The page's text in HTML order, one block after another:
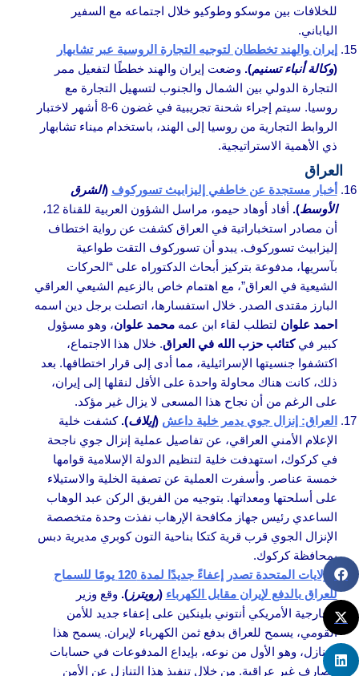
للخلافات بين موسكو وطوكيو خلال اجتماعه مع السفير
الياباني.
إيران والهند تخططان لتوجيه التجارة الروسية عبر تشابهار
(وكالة أنباء تسنيم). وضعت إيران والهند خططًا لتفعيل ممر
التجارة الدولي بين الشمال والجنوب لتسهيل التجارة مع
روسيا. سيتم إجراء شحنة تجريبية في غضون 6-8 أشهر لاختبار
الروابط التجارية من روسيا إلى الهند، باستخدام ميناء تشابهار
ذي الأهمية الاستراتيجية.
العراق
أخبار مستجدة عن خاطفي إليزابيث تسوركوف (الشرق
الأوسط).
أفاد أوهاد حيمو، مراسل الشؤون العربية للقناة 12،
أن مصادر استخباراتية في العراق كشفت عن رواية اختطاف
إليزابيث تسوركوف. يبدو أن تسوركوف التقت طواعية
بآسريها، مدفوعة بتركيز أبحاث الدكتوراه على “الحركات
الشيعية في العراق”، مع اهتمام خاص بالزعيم الشيعي العراقي
البارز مقتدى الصدر. خلال استفسارها، اتصلت برجل دين اسمه
احمد علوان لتطلب لقاء ابن عمهمحمد علوان، وهو مسؤول
كبير فيكتائب حزب الله في العراق. خلال هذا الاجتماع،
اكتشفوا جنسيتها الإسرائيلية، مما أدى إلى قرار اختطافها. بعد
ذلك، كانت هناك محاولة واحدة على الأقل لنقلها إلى إيران،
على الرغم من أن نجاح هذا المسعى لا يزال غير مؤكد.
العراق: إنزال جوي يدمر خلية داعش (إيلاف). كشفت خلية
الإعلام الأمني ​​العراقي، عن تفاصيل عملية إنزال جوي ناجحة
في كركوك، استهدفت خلية لتنظيم الدولة الإسلامية قوامها
خمسة عناصر. وأسفرت العملية عن تصفية الخلية والاستيلاء
على أسلحتها ومعداتها. بتوجيه من الفريق الركن عبد الوهاب
الساعدي رئيس جهاز مكافحة الإرهاب نفذت وحدة متخصصة
الإنزال الجوي قرب قرية كتكا بناحية التون كوبري مديرية دبس
بمحافظة كركوك.
الولايات المتحدة تصدر إعفاءً جديدًا لمدة 120 يومًا للسماح
للعراق بالدفع لإيران مقابل الكهرباء (رويترز). وقع وزير
الخارجية الأمريكي أنتوني بلينكين على إعفاء جديد للأمن
القومي، يسمح للعراق بدفع ثمن الكهرباء لإيران. يسمح هذا
التنازل، وهو الأول من نوعه، بإيداع المدفوعات في حسابات
مصارف غير عراقية. من خلال تنفيذ هذا التنازل عن الأمن